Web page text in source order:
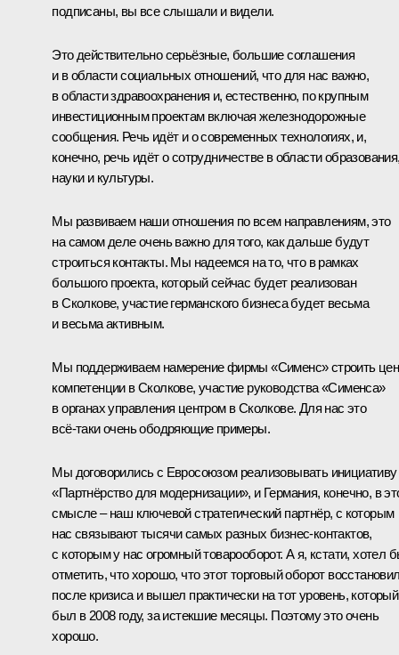
подписаны, вы все слышали и видели.
Это действительно серьёзные, большие соглашения
и в области социальных отношений, что для нас важно,
в области здравоохранения и, естественно, по крупным
инвестиционным проектам включая железнодорожные
сообщения. Речь идёт и о современных технологиях, и,
конечно, речь идёт о сотрудничестве в области
науки и культуры.
Мы развиваем наши отношения по всем направлениям, это
на самом деле очень важно для того, как дальше будут
строиться контакты. Мы надеемся на то, что в рамках
большого проекта, который сейчас будет реализован
в Сколкове, участие германского бизнеса будет весьма
и весьма активным.
Мы поддерживаем намерение фирмы «Сименс» строить
компетенции в Сколкове, участие руководства «Сименса»
в органах управления центром в Сколкове. Для нас это
всё‑таки очень ободряющие примеры.
Мы договорились с Евросоюзом реализовывать инициативу
«Партнёрство для модернизации», и Германия, конечно, в
смысле – наш ключевой стратегический партнёр, с которым
нас связывают тысячи самых разных бизнес-контактов,
с которым у нас огромный товарооборот. А я, кстати, хотел
отметить, что хорошо, что этот торговый оборот
после кризиса и вышел практически на тот уровень, который
был в 2008 году, за истекшие месяцы. Поэтому это очень
хорошо.